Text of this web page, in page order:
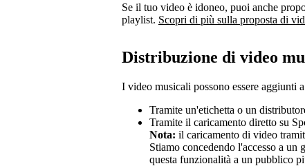
Se il tuo video è idoneo, puoi anche
playlist. Scopri di più sulla proposta di
Distribuzione di video
I video musicali possono essere aggiunti
Tramite un'etichetta o un
Tramite il caricamento diretto su
Nota: il caricamento di video
Stiamo concedendo l'accesso a
questa funzionalità a un pubblico